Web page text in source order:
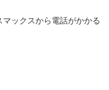
ックスから電話がかかる